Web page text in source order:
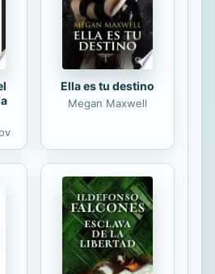
y social, a través de la
y la cultura. Todas...
Ella es tu destino
Megan Maxwell